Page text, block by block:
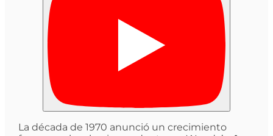
La década de 1970 anunció un crecimiento